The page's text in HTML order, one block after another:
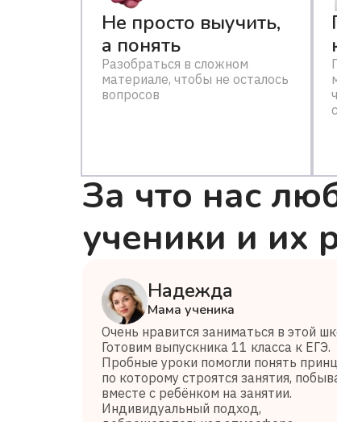
Не просто выучить,
а понять
Разобраться в сложном
материале, чтобы не осталось
вопросов
За что нас
ученики и их
Надежда
Мама ученика
Очень нравится заниматься в этой
Готовим выпускника 11 класса к ЕГЭ.
Пробные уроки помогли понять
по которому строятся занятия,
вместе с ребёнком на занятии.
Индивидуальный подход,